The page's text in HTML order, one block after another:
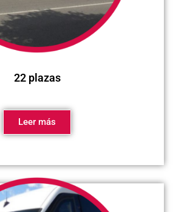
22 plazas
Leer más